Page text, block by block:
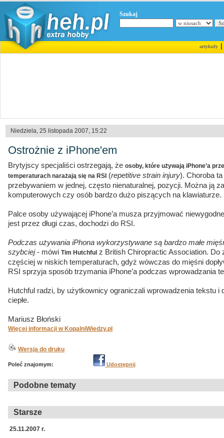
Szukaj
artykuły|
Niedziela, 25 listopada 2007, 15:22
Ostrożnie z iPhone'em
Brytyjscy specjaliści ostrzegają, że osoby, które używają iPhone’a
temperaturach narażają się na RSI (repetitive strain injury). Choroba ta
przebywaniem w jednej, często nienaturalnej, pozycji. Można ją
komputerowych czy osób bardzo dużo piszących na klawiaturze.
Palce osoby używającej iPhone’a musza przyjmować
jest przez długi czas, dochodzi do RSI.
Podczas używania iPhona wykorzystywane są bardzo małe
szybciej- mówi Tim Hutchful z British Chiropractic Association.
częściej w niskich temperaturach, gdyż wówczas do mięśni
RSI sprzyja sposób trzymania iPhone’a podczas wprowadzania
Hutchful radzi, by użytkownicy ograniczali wprowadzenia tekstu i
ciepłe.
Mariusz Błoński
Więcej informacji w KopalniWiedzy.pl
Wersja do druku
Poleć znajomym: Udostępnij
Podobne tematy
Starsze
25.11.2007 r.